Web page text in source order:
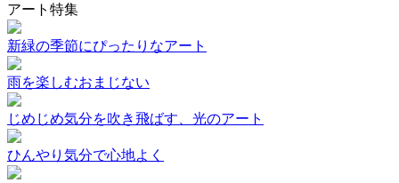
アート特集
新緑の季節にぴったりなアート
雨を楽しむおまじない
じめじめ気分を吹き飛ばす、光のアート
ひんやり気分で心地よく